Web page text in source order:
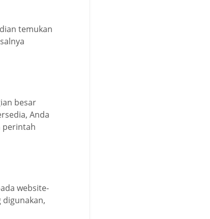
temukan
besar
Anda
perintah
website-
digunakan,